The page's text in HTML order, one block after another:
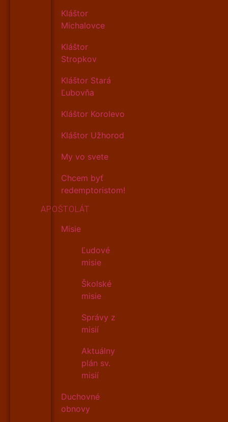
Kláštor
Michalovce
Kláštor
Stropkov
Kláštor Stará
Ľubovňa
Kláštor Korolevo
Kláštor Užhorod
My vo svete
Chcem byť
redemptoristom!
APOŠTOLÁT
Misie
Ľudové
misie
Školské
misie
Správy z
misií
Aktuálny
plán sv.
misií
Duchovné
obnovy